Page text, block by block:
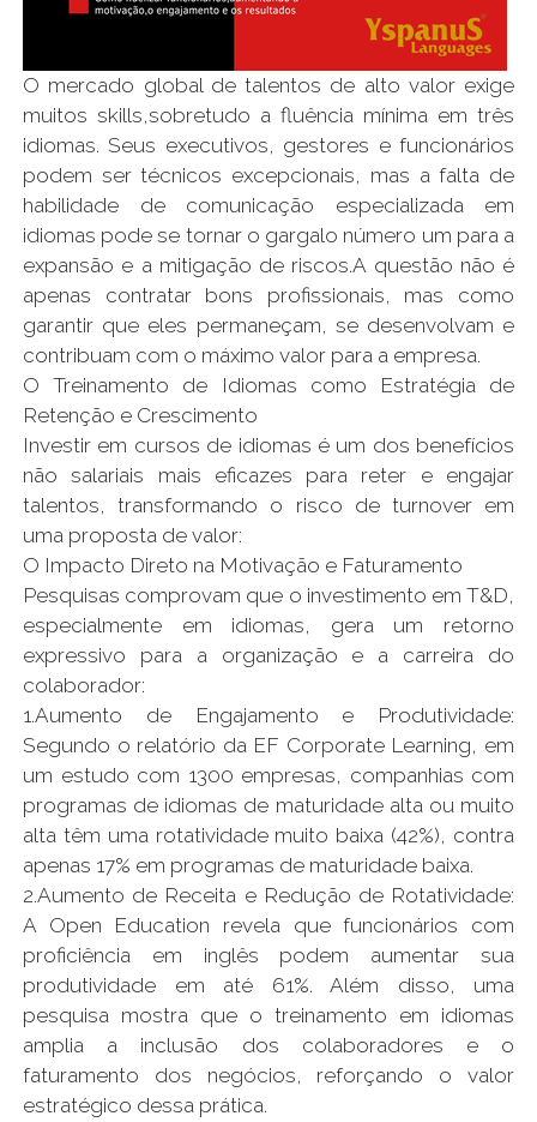
O mercado global de talentos de alto valor exige
muitos skills,sobretudo a fluência mínima em três
idiomas. Seus executivos, gestores e funcionários
podem ser técnicos excepcionais, mas a falta de
habilidade de comunicação especializada em
idiomas pode se tornar o gargalo número um para a
expansão e a mitigação de riscos.A questão não é
apenas contratar bons profissionais, mas como
garantir que eles permaneçam, se desenvolvam e
contribuam com o máximo valor para a empresa.
O Treinamento de Idiomas como Estratégia de
Retenção e Crescimento
Investir em cursos de idiomas é um dos benefícios
não salariais mais eficazes para reter e engajar
talentos, transformando o risco de turnover em
uma proposta de valor:
O Impacto Direto na Motivação e Faturamento
Pesquisas comprovam que o investimento em T&D,
especialmente em idiomas, gera um retorno
expressivo para a organização e a carreira do
colaborador:
1.Aumento de Engajamento e Produtividade:
Segundo o relatório da EF Corporate Learning, em
um estudo com 1300 empresas, companhias com
programas de idiomas de maturidade alta ou muito
alta têm uma rotatividade muito baixa (42%), contra
apenas 17% em programas de maturidade baixa.
2.Aumento de Receita e Redução de Rotatividade:
A Open Education revela que funcionários com
proficiência em inglês podem aumentar sua
produtividade em até 61%. Além disso, uma
pesquisa mostra que o treinamento em idiomas
amplia a inclusão dos colaboradores e o
faturamento dos negócios, reforçando o valor
estratégico dessa prática.